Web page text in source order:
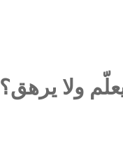
ولا يرهق؟